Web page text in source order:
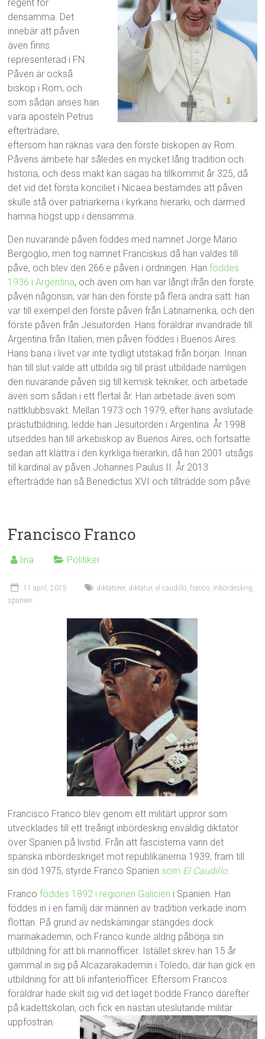
regent för
densamma. Det
innebär att påven
även finns
representerad i FN.
Påven är också
biskop i Rom, och
som sådan anses han
vara aposteln Petrus
efterträdare,
eftersom han räknas vara den förste biskopen av Rom.
Påvens ämbete har således en mycket lång tradition och
historia, och dess makt kan sägas ha tillkommit år 325, då
det vid det första konciliet i Nicaea bestämdes att påven
skulle stå över patriarkerna i kyrkans hierarki, och därmed
hamna högst upp i densamma.
Den nuvarande påven föddes med namnet Jorge Mario
Bergoglio, men tog namnet Franciskus då han valdes till
påve, och blev den 266:e påven i ordningen. Hanföddes
1936 i Argentina, och även om han var långt ifrån den förste
påven någonsin, var han den förste på flera andra sätt: han
var till exempel den förste påven från Latinamerika, och den
förste påven från Jesuitorden. Hans föräldrar invandrade till
Argentina från Italien, men påven föddes i Buenos Aires.
Hans bana i livet var inte tydligt utstakad från början. Innan
han till slut valde att utbilda sig till präst utbildade nämligen
den nuvarande påven sig till kemisk tekniker, och arbetade
även som sådan i ett flertal år. Han arbetade även som
nattklubbsvakt. Mellan 1973 och 1979, efter hans avslutade
prästutbildning, ledde han Jesuitorden i Argentina. År 1998
utseddes han till ärkebiskop av Buenos Aires, och fortsatte
sedan att klättra i den kyrkliga hierarkin, då han 2001 utsågs
till kardinal av påven Johannes Paulus II. År 2013
efterträdde han så Benedictus XVI och tillträdde som påve.
Francisco Franco
lina Politiker
11 april, 2015 diktatorer, diktatur,el caudillo,franco, inbördeskrig,
spanien
Francisco Franco blev genom ett militärt uppror som
utvecklades till ett treårigt inbördeskrig enväldig diktator
över Spanien på livstid. Från att fascisterna vann det
spanska inbördeskriget mot republikanerna 1939, fram till
sin död 1975, styrde Franco Spanien som El Caudillo.
Francoföddes 1892 i regionen Galicien i Spanien. Han
föddes in i en familj där männen av tradition verkade inom
flottan. På grund av nedskärningar stängdes dock
marinakademin, och Franco kunde aldrig påbörja sin
utbildning för att bli marinofficer. Istället skrev han 15 år
gammal in sig på Alcazarakademin i Toledo, där han gick en
utbildning för att bli infanteriofficer. Eftersom Francos
föräldrar hade skilt sig vid det laget bodde Franco därefter
på kadettskolan, och fick en nästan uteslutande militär
uppfostran.